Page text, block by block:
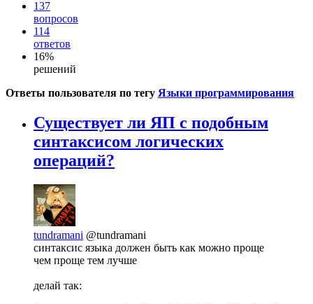
137
вопросов
114
ответов
16%
решений
Ответы пользователя по тегу Языки программирования
Существует ли ЯП с подобным
синтаксисом логических
операций?
tundramani @tundramani
синтаксис языка должен быть как можно проще
чем проще тем лучше
делай так: